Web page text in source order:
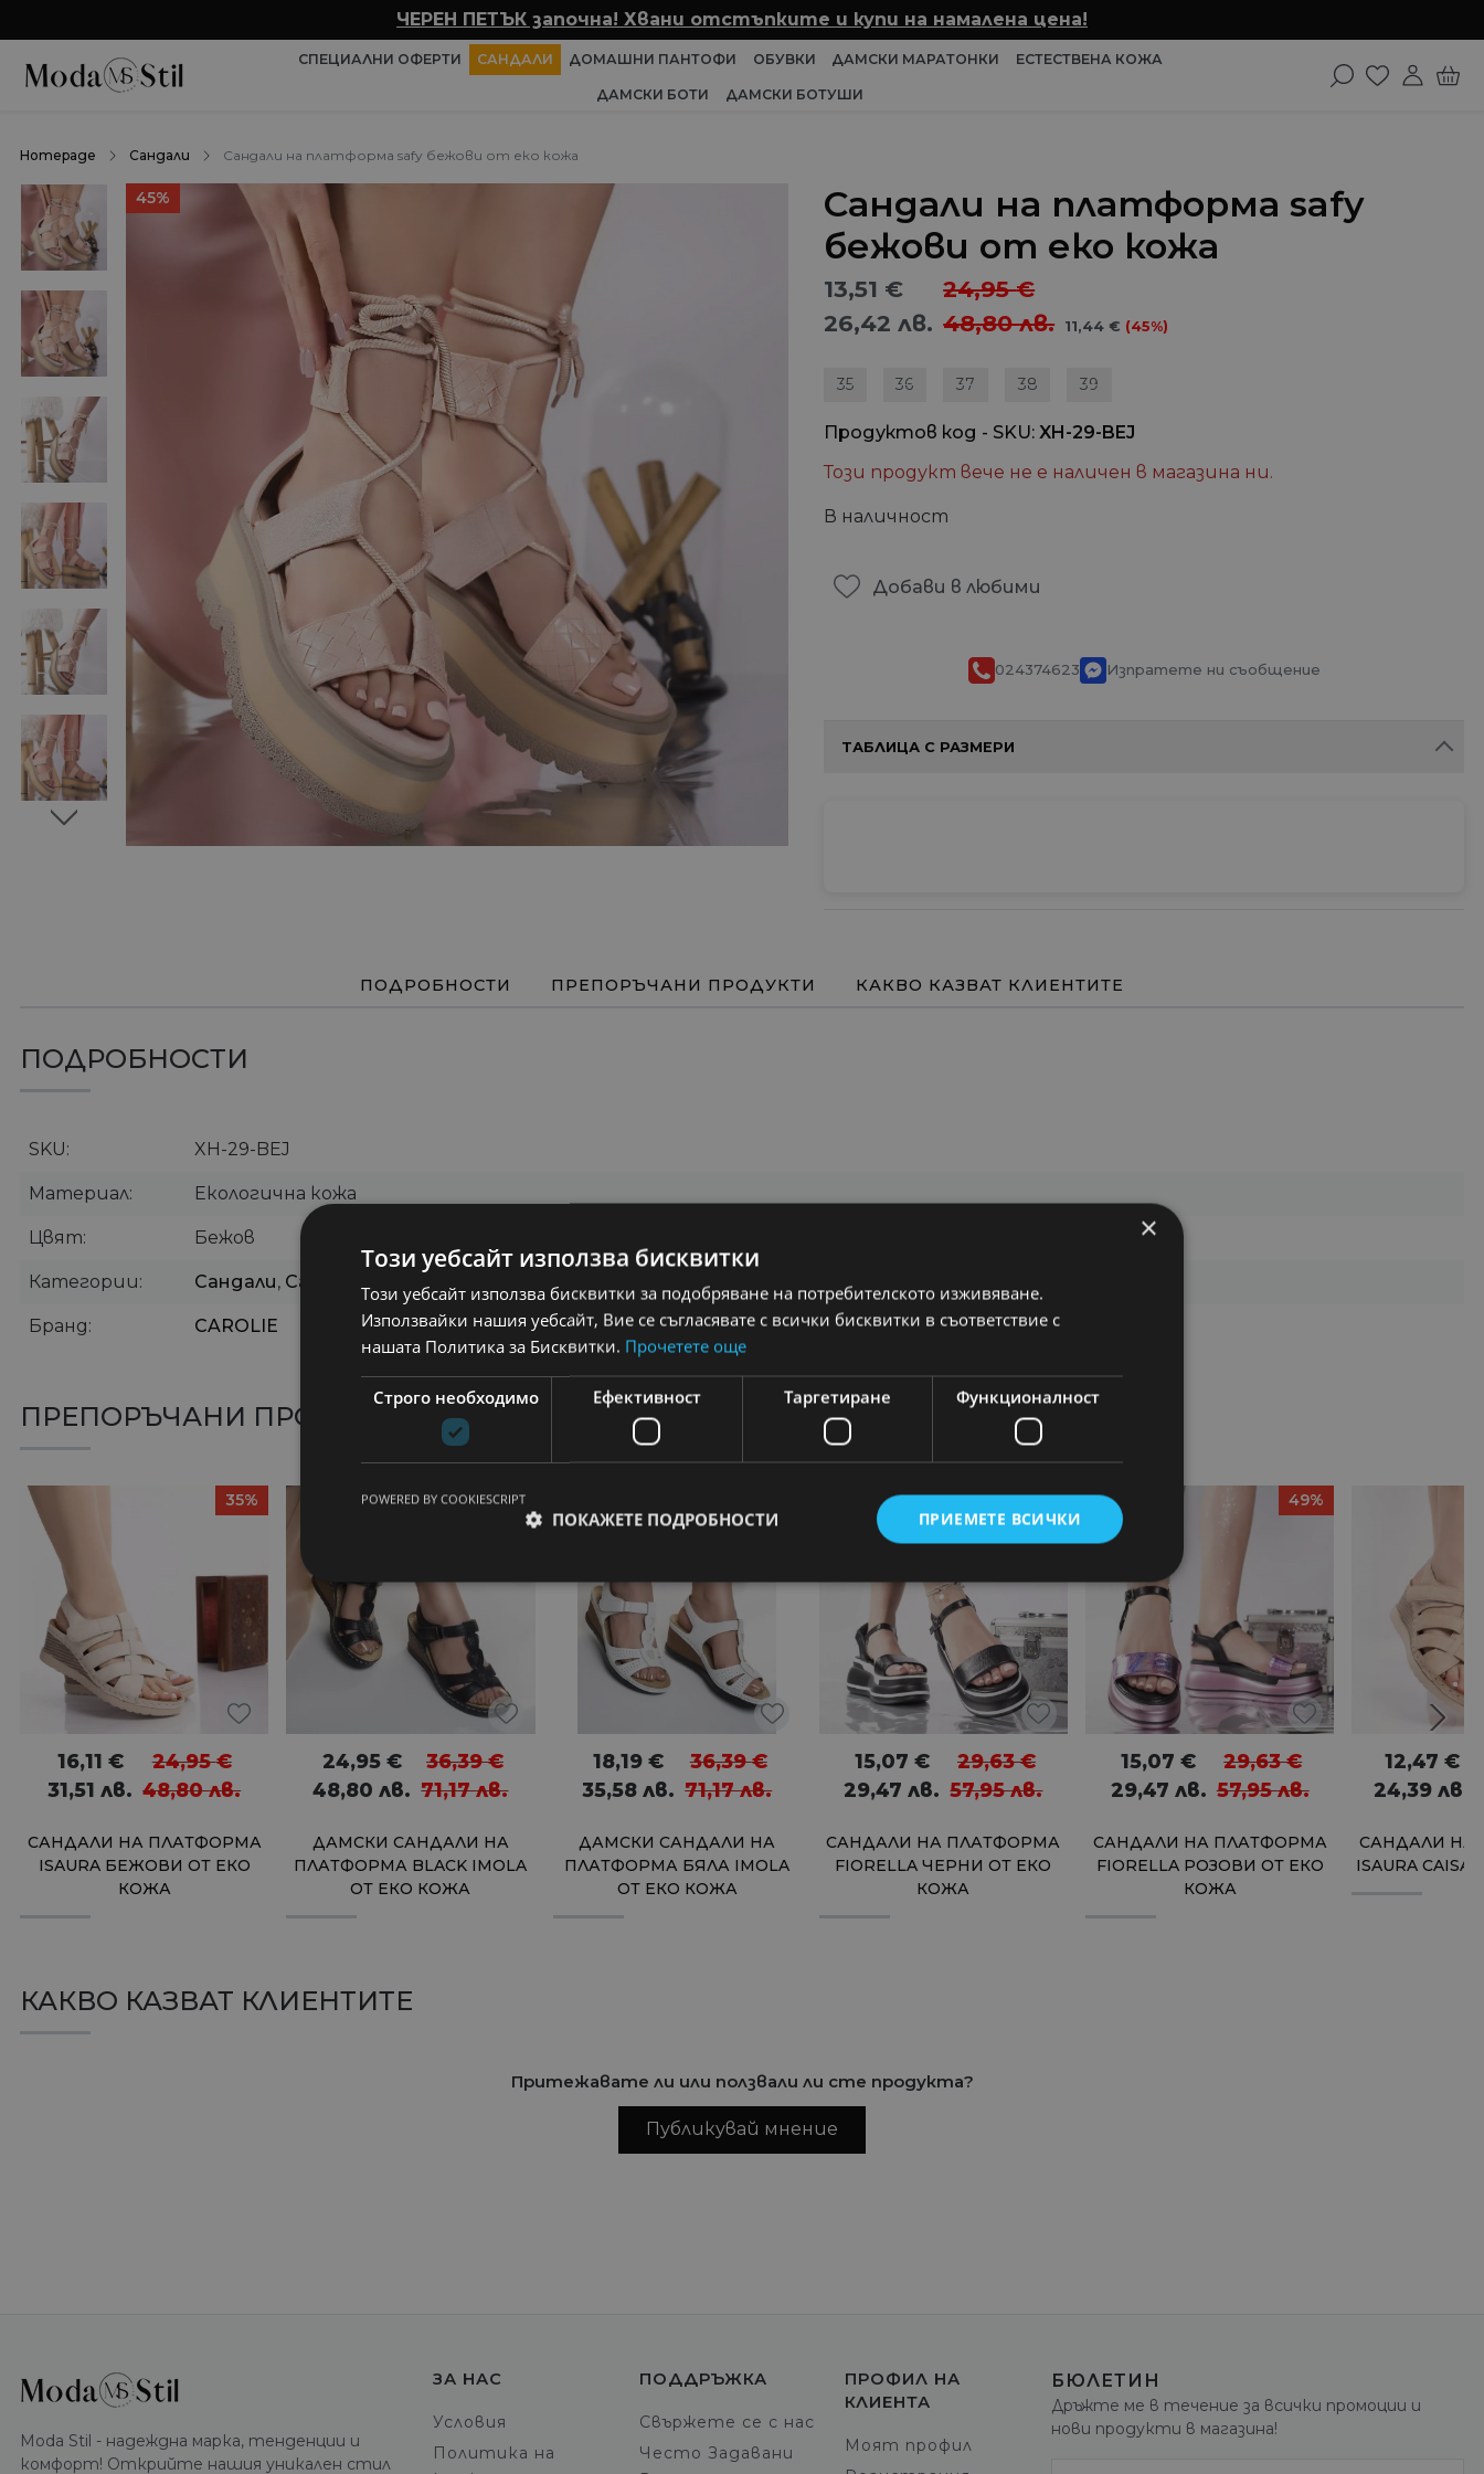
ЧЕРЕН ПЕТЪК започна! Хвани отстъпките и купи на намалена цена!
СПЕЦИАЛНИ ОФЕРТИ САНДАЛИ ДОМАШНИ ПАНТОФИ ОБУВКИ ДАМСКИ МАРАТОНКИ ЕСТЕСТВЕНА КОЖА
ДАМСКИ БОТИ ДАМСКИ БОТУШИ
Homepage Сандали Сандали на платформа safy бежови от еко кожа
45%
Сандали на платформа safy
бежови от еко кожа
13,51 €
26,42 лв.
24,95€
48,80лв. 11,44 € (45%)
35 36 37 38 39
Продуктов код - SKU XH-29-BEJ
Този продукт вече не е наличен в магазина ни.
В наличност
Добави в любими
024374623 Изпратете ни съобщение
ТАБЛИЦА С РАЗМЕРИ
ПОДРОБНОСТИ ПРЕПОРЪЧАНИ ПРОДУКТИ КАКВО КАЗВАТ КЛИЕНТИТЕ
ПОДРОБНОСТИ
SKU XH-29-BEJ
Материал Екологична кожа
Цвят Бежов
Категории Сандали, Сандали на платформа
Бранд CAROLIE
ПРЕПОРЪЧАНИ ПРОДУКТИ
35%
САНДАЛИ НА ПЛАТФОРМА
ISAURA БЕЖОВИ ОТ ЕКО
КОЖА
16,11 €
31,51лв.
24,95€
48,80лв.
31%
ДАМСКИ САНДАЛИ НА
ПЛАТФОРМА BLACK IMOLA
ОТ ЕКО КОЖА
24,95 €
48,80лв.
36,39€
71,17лв.
ДАМСКИ САНДАЛИ НА
ПЛАТФОРМА БЯЛА IMOLA
ОТ ЕКО КОЖА
18,19€
35,58лв.
36,39€
71,17лв.
49%
САНДАЛИ НА ПЛАТФОРМА
FIORELLA ЧЕРНИ ОТ ЕКО
КОЖА
15,07 €
29,47лв.
29,63€
57,95лв.
49%
САНДАЛИ НА ПЛАТФОРМА
FIORELLA РОЗОВИ ОТ ЕКО
КОЖА
15,07€
29,47 лв.
29,63€
57,95лв.
САНДАЛИ НА
ISAURA
12,47 €
24,39лв.
КАКВО КАЗВАТ КЛИЕНТИТЕ
Притежавате ли или ползвали ли сте продукта?
Публикувай мнение
Moda Stil - надеждна марка, тенденции и
комфорт! Открийте нашия уникален стил
ЗА НАС
Условия
Политика на
ПОДДРЪЖКА
Свържете се с нас
Често Задавани
ПРОФИЛ НА
КЛИЕНТА
Моят профил
БЮЛЕТИН
Дръжте ме в течение за всички промоции и
нови продукти в магазина!
×
Този уебсайт използва бисквитки
Този уебсайт използва бисквитки за подобряване на потребителското изживяване.
Използвайки нашия уебсайт, Вие се съгласявате с всички бисквитки в съответствие с
нашата Политика за Бисквитки. Прочетете още
Строго необходимо Ефективност Таргетиране Функционалност
ПРИЕМЕТЕ ВСИЧКИ
ПОКАЖЕТЕ ПОДРОБНОСТИ
POWERED BY COOKIESCRIPT